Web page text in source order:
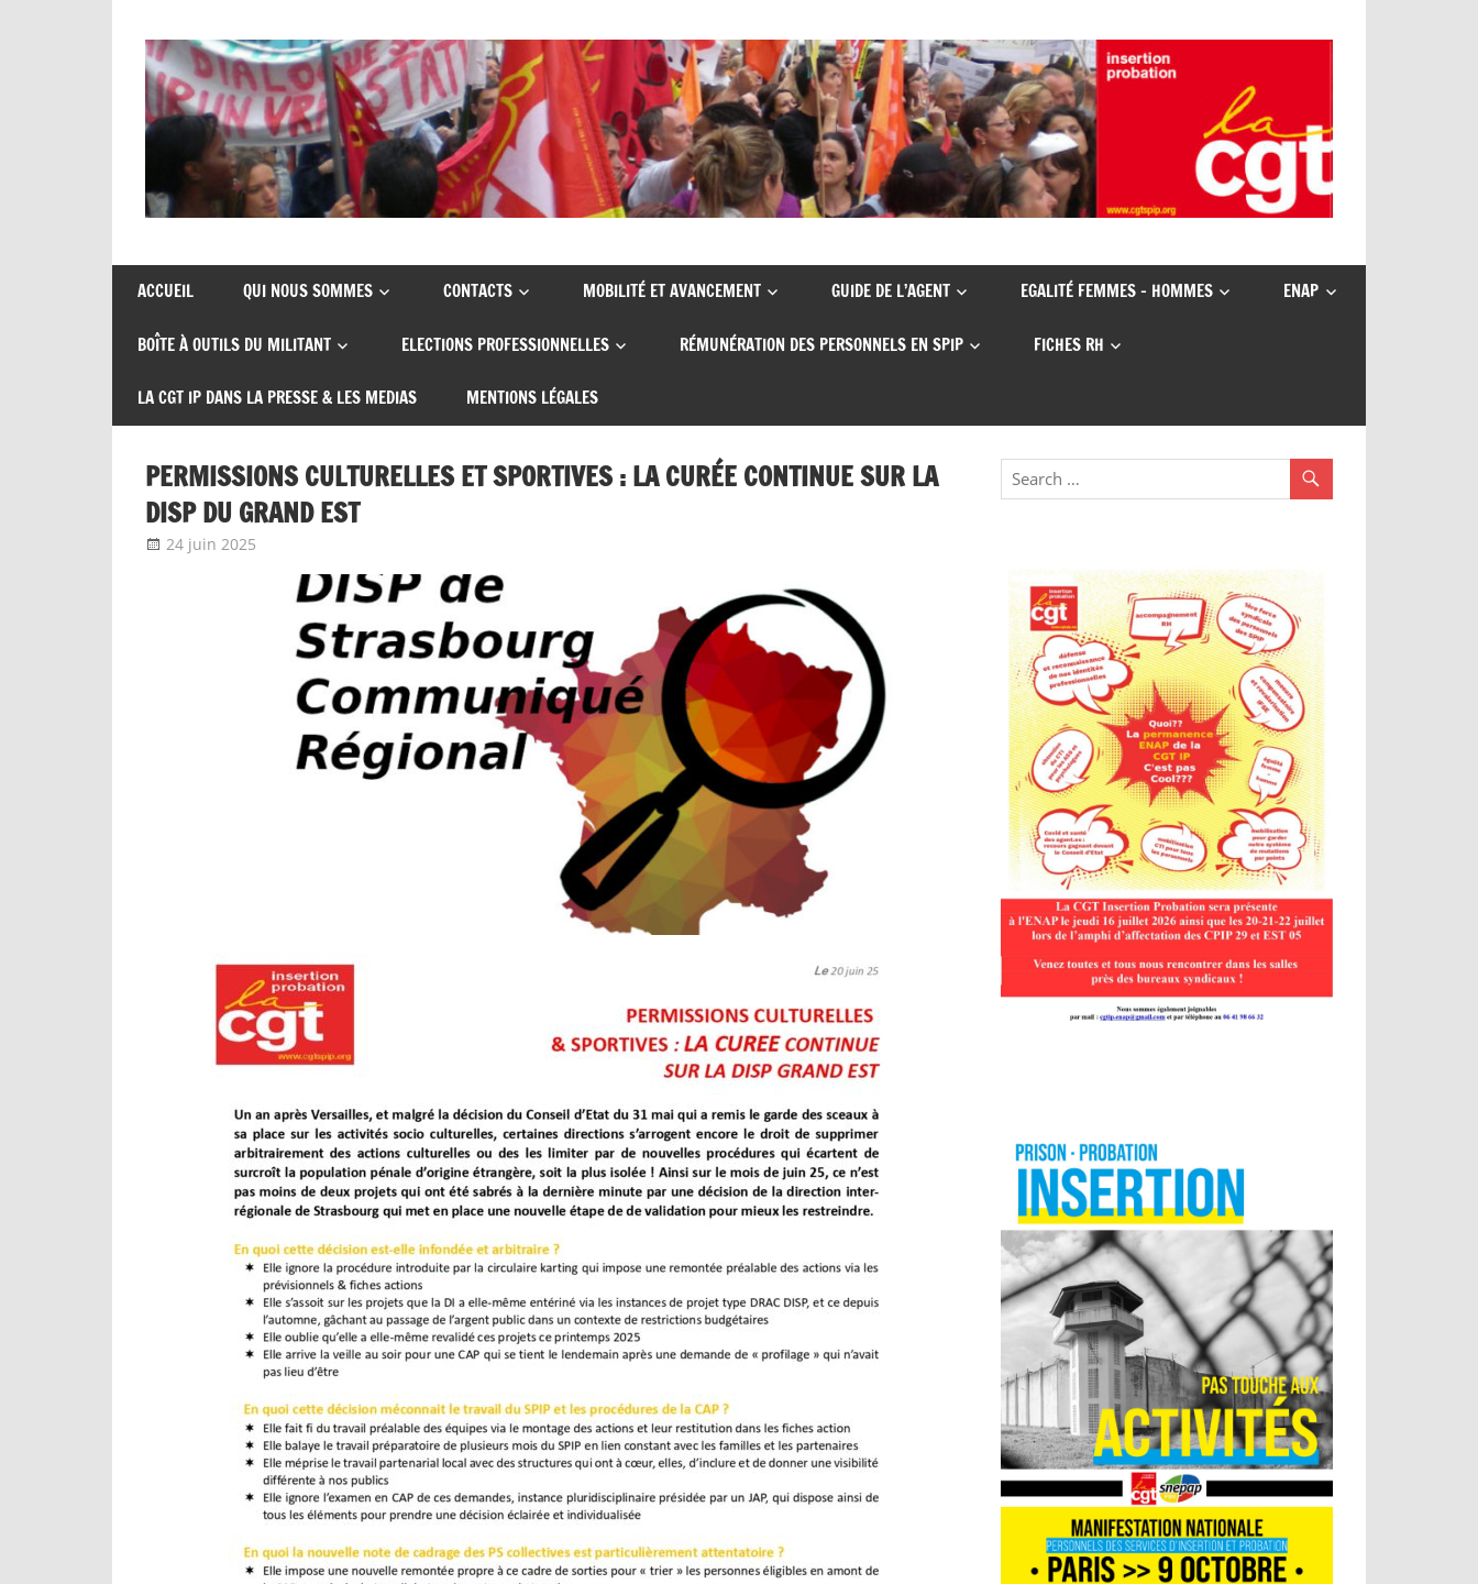
CGT
insertion
probation
de
syndicats
insertion
ACCUEIL QUI NOUS SOMMES CONTACTS MOBILITÉ ET AVANCEMENT GUIDE DE L’AGENT EGALITÉ FEMMES – HOMMES ENAP
BOÎTE À OUTILS DU MILITANT ELECTIONS PROFESSIONNELLES RÉMUNÉRATION DES PERSONNELS EN SPIP FICHES RH
LA CGT IP DANS LA PRESSE & LES MEDIAS MENTIONS LÉGALES
PERMISSIONS CULTURELLES ET SPORTIVES : LA CURÉE CONTINUE SUR LA
DISP DU GRAND EST
24 juin 2025